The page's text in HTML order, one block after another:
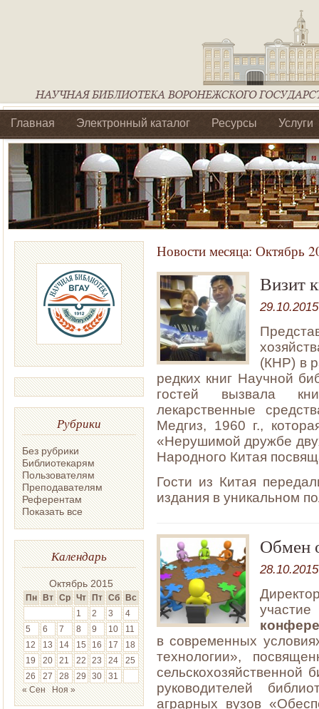
Главная Электронный каталог Ресурсы Услуги
Библиотеки регионального отделения Ассоциации
Рубрики
Без рубрики
Библиотекарям
Пользователям
Преподавателям
Референтам
Показать все
Календарь
Октябрь 2015
Пн Вт Ср Чт Пт Сб Вс
1
2 3
4
5
6 7 8 9 10
11
12
13 14 15 16 17
18
19
20 21 22 23 24
25
26
27 28 29 30
31
« Сен
Ноя »
Новости месяца: Октябрь
Визит
29.10.2015
(КНР) в
редких книг Научной
гостей вызвала
лекарственные
Медгиз, 1960 г.,
«Нерушимой дружбе
Народного Китая
Гости из Китая
издания в уникальном
Обмен
28.10.2015
в современных
технологии»,
руководителей
аграрных вузов